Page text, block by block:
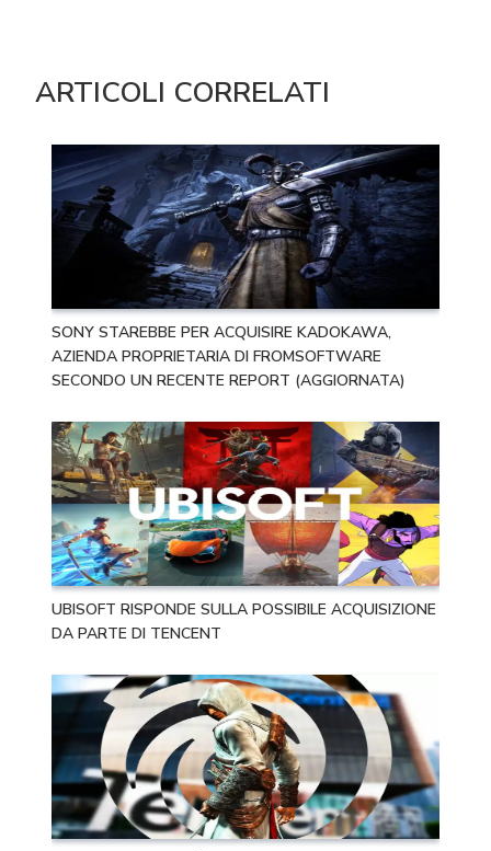
ARTICOLI CORRELATI
SONY STAREBBE PER ACQUISIRE KADOKAWA,
AZIENDA PROPRIETARIA DI FROMSOFTWARE
SECONDO UN RECENTE REPORT (AGGIORNATA)
UBISOFT RISPONDE SULLA POSSIBILE ACQUISIZIONE
DA PARTE DI TENCENT